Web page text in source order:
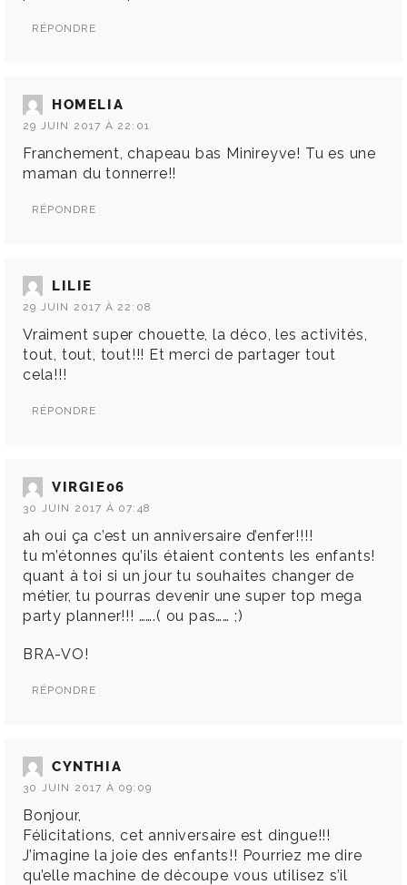
RÉPONDRE
HOMELIA
29 JUIN 2017 À 22:01
Franchement, chapeau bas Minireyve! Tu es une
maman du tonnerre!!
RÉPONDRE
LILIE
29 JUIN 2017 À 22:08
Vraiment super chouette, la déco, les activités,
tout, tout, tout!!! Et merci de partager tout
cela!!!
RÉPONDRE
VIRGIE06
30 JUIN 2017 À 07:48
ah oui ça c’est un anniversaire d’enfer!!!!
tu m’étonnes qu’ils étaient contents les enfants!
quant à toi si un jour tu souhaites changer de
métier, tu pourras devenir une super top mega
party planner!!! …….( ou pas…… ;)
BRA-VO!
RÉPONDRE
CYNTHIA
30 JUIN 2017 À 09:09
Bonjour,
Félicitations, cet anniversaire est dingue!!!
J’imagine la joie des enfants!! Pourriez me dire
qu’elle machine de découpe vous utilisez s’il